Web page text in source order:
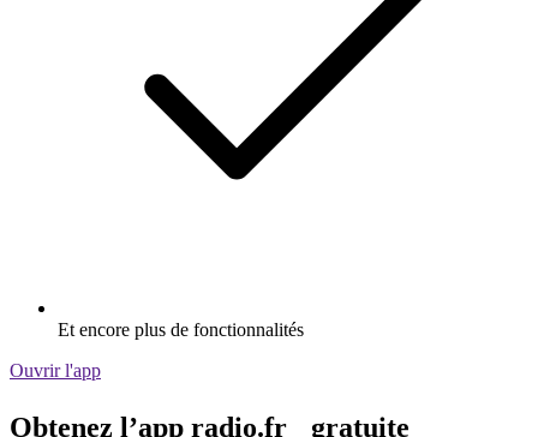
Et encore plus de fonctionnalités
Ouvrir l'app
Obtenez l’app radio.fr gratuite